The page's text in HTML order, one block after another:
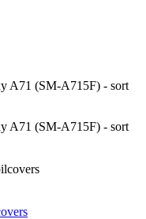
A71 (SM-A715F) - sort
A71 (SM-A715F) - sort